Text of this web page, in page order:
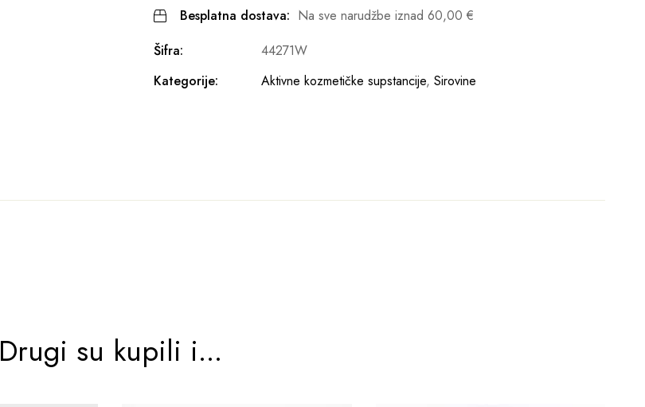
Besplatna dostava: Na sve narudžbe iznad 60,00 €
Šifra:
44271W
Kategorije:
Aktivne kozmetičke supstancije, Sirovine
Drugi su kupili i...